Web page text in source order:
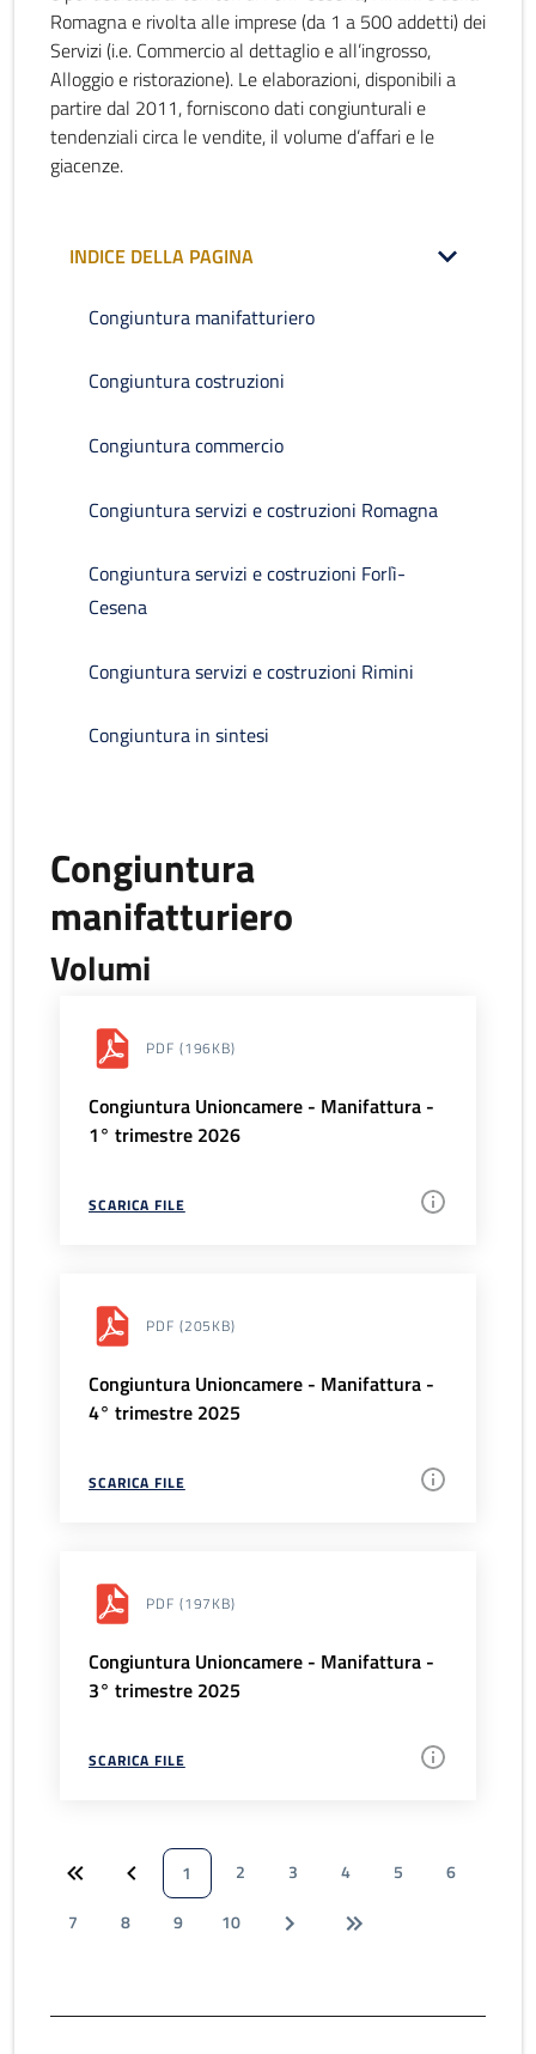
Romagna e rivolta alle imprese (da 1 a 500 addetti) dei
Servizi (i.e. Commercio al dettaglio e all’ingrosso,
Alloggio e ristorazione). Le elaborazioni, disponibili a
partire dal 2011, forniscono dati congiunturali e
tendenziali circa le vendite, il volume d’affari e le
giacenze.
INDICE DELLA PAGINA
Congiuntura manifatturiero
Congiuntura costruzioni
Congiuntura commercio
Congiuntura servizi e costruzioni Romagna
Congiuntura servizi e costruzioni Forlì-
Cesena
Congiuntura servizi e costruzioni Rimini
Congiuntura in sintesi
Congiuntura
manifatturiero
Volumi
PDF (196KB)
Congiuntura Unioncamere - Manifattura -
1° trimestre 2026
SCARICA FILE
PDF (205KB)
Congiuntura Unioncamere - Manifattura -
4° trimestre 2025
SCARICA FILE
PDF (197KB)
Congiuntura Unioncamere - Manifattura -
3° trimestre 2025
SCARICA FILE
1 2 3 4 5
6
7
8 9 10